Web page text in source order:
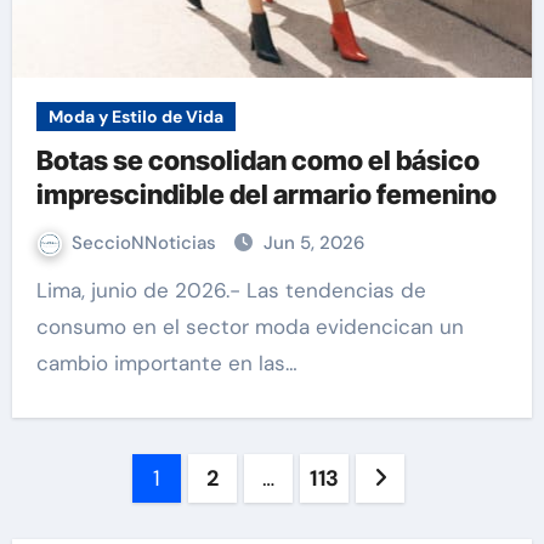
Moda y Estilo de Vida
Botas se consolidan como el básico
imprescindible del armario femenino
SeccioNNoticias Jun 5, 2026
Lima, junio de 2026.- Las tendencias de
consumo en el sector moda evidencican un
cambio importante en las…
Paginación
1 2 … 113